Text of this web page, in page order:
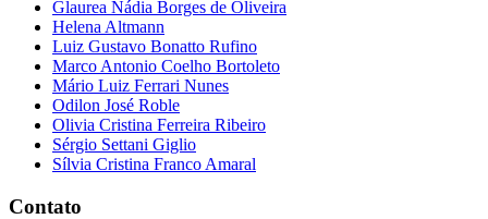
Glaurea Nádia Borges de Oliveira
Helena Altmann
Luiz Gustavo Bonatto Rufino
Marco Antonio Coelho Bortoleto
Mário Luiz Ferrari Nunes
Odilon José Roble
Olivia Cristina Ferreira Ribeiro
Sérgio Settani Giglio
Sílvia Cristina Franco Amaral
Contato